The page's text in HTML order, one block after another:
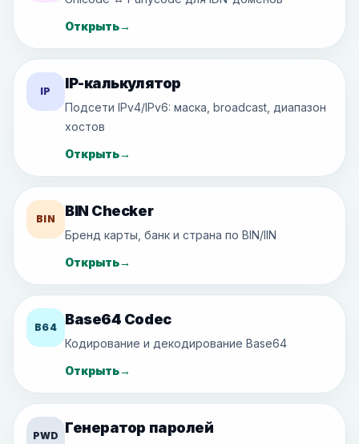
Открыть→
IP IP-калькулятор
Подсети IPv4/IPv6: маска, broadcast, диапазон
хостов
Открыть→
BIN BIN Checker
Бренд карты, банк и страна по BIN/IIN
Открыть→
B64 Base64 Codec
Кодирование и декодирование Base64
Открыть→
PWD Генератор паролей